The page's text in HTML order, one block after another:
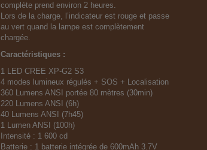
complète prend environ 2 heures.
Lors de la charge, l’indicateur est rouge et passe
au vert quand la lampe est complètement
chargée.
Caractéristiques :
1 LED CREE XP-G2 S3
4 modes lumineux régulés + SOS + Localisation
360 Lumens ANSI portée 80 mètres (30min)
220 Lumens ANSI (6h)
40 Lumens ANSI (7h45)
1 Lumen ANSI (100h)
Intensité : 1 600 cd
Batterie : 1 batterie intégrée de 600mAh 3.7V